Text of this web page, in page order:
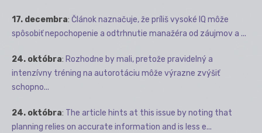
17. decembra: Článok naznačuje, že príliš vysoké IQ môže
spôsobiť nepochopenie a odtrhnutie manažéra od záujmov a ...
24. októbra: Rozhodne by mali, pretože pravidelný a
intenzívny tréning na autorotáciu môže výrazne zvýšiť
schopno...
24. októbra: The article hints at this issue by noting that
planning relies on accurate information and is less e...